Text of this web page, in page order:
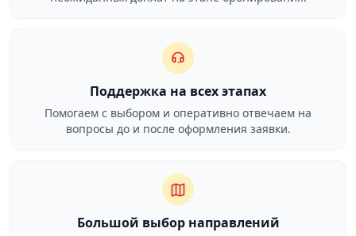
Поддержка на всех этапах
Помогаем с выбором и оперативно отвечаем на
вопросы до и после оформления заявки.
Большой выбор направлений